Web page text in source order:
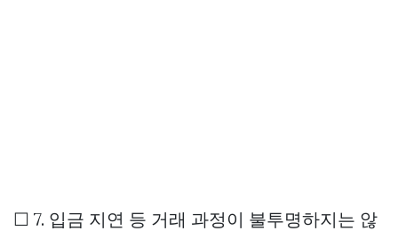
☐ 7. 입금 지연 등 거래 과정이 불투명하지는 않